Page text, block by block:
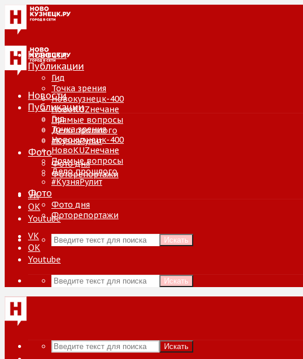
Новости
Публикации
Гид
Точка зрения
Новокузнецк-400
НовоKUZнечане
Прямые вопросы
Дело прошлого
#КузняРулит
Фото
Фото дня
Фоторепортажи
VK
ОК
Youtube
Искать
Новости
Публикации
Гид
Точка зрения
Новокузнецк-400
НовоKUZнечане
Прямые вопросы
Дело прошлого
#КузняРулит
Фото
Фото дня
Фоторепортажи
VK
ОК
Youtube
Искать
Искать